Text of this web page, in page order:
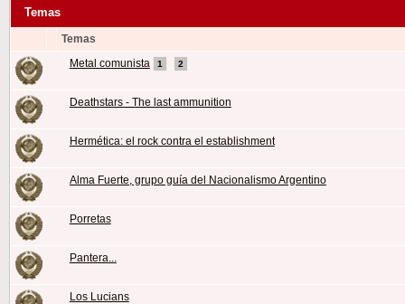
Temas
Temas
Metal comunista
1 2
Deathstars - The last ammunition
Hermética: el rock contra el establishment
Alma Fuerte, grupo guía del Nacionalismo Argentino
Porretas
Pantera...
Los Lucians